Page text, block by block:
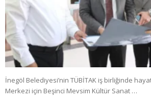
İnegöl Belediyesi’nin TÜBİTAK iş birliğinde
Merkezi için Beşinci Mevsim Kültür Sanat …